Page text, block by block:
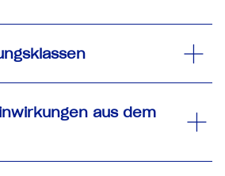
aus dem